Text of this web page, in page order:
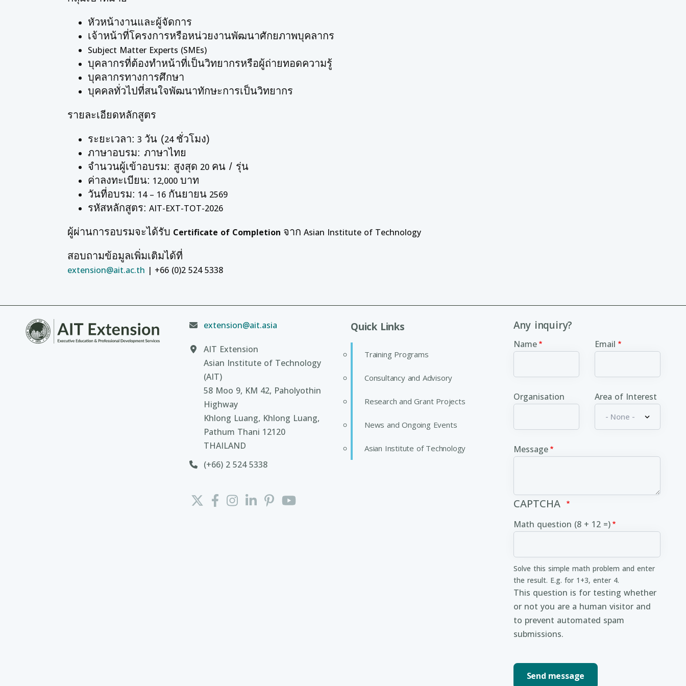
หัวหน้างานและผู้จัดการ
เจ้าหน้าที่โครงการหรือหน่วยงานพัฒนาศักยภาพบุคลากร
Subject Matter Experts (SMEs)
บุคลากรที่ต้องทำหน้าที่เป็นวิทยากรหรือผู้ถ่ายทอดความรู้
บุคลากรทางการศึกษา
บุคคลทั่วไปที่สนใจพัฒนาทักษะการเป็นวิทยากร
รายละเอียดหลักสูตร
ระยะเวลา: 3 วัน (24 ชั่วโมง)
ภาษาอบรม: ภาษาไทย
จำนวนผู้เข้าอบรม: สูงสุด 20 คน / รุ่น
ค่าลงทะเบียน: 12,000 บาท
วันที่อบรม: 14 – 16 กันยายน 2569
รหัสหลักสูตร: AIT-EXT-TOT-2026
ผู้ผ่านการอบรมจะได้รับ Certificate of Completion จาก Asian Institute of Technology
สอบถามข้อมูลเพิ่มเติมได้ที่
extension@ait.ac.th | +66 (0)2 524 5338
extension@ait.asia
AIT Extension
Asian Institute of Technology
(AIT)
58 Moo 9, KM 42, Paholyothin
Highway
Khlong Luang, Khlong Luang,
Pathum Thani 12120
THAILAND
(+66) 2 524 5338
Quick Links
Training Programs
Consultancy and Advisory
Research and Grant Projects
News and Ongoing Events
Asian Institute of Technology
Any inquiry?
Name Email
Organisation Area of Interest
Message
CAPTCHA
Math question (8 + 12 =)
Solve this simple math problem and enter
the result. E.g. for 1+3, enter 4.
This question is for testing whether
or not you are a human visitor and
to prevent automated spam
submissions.